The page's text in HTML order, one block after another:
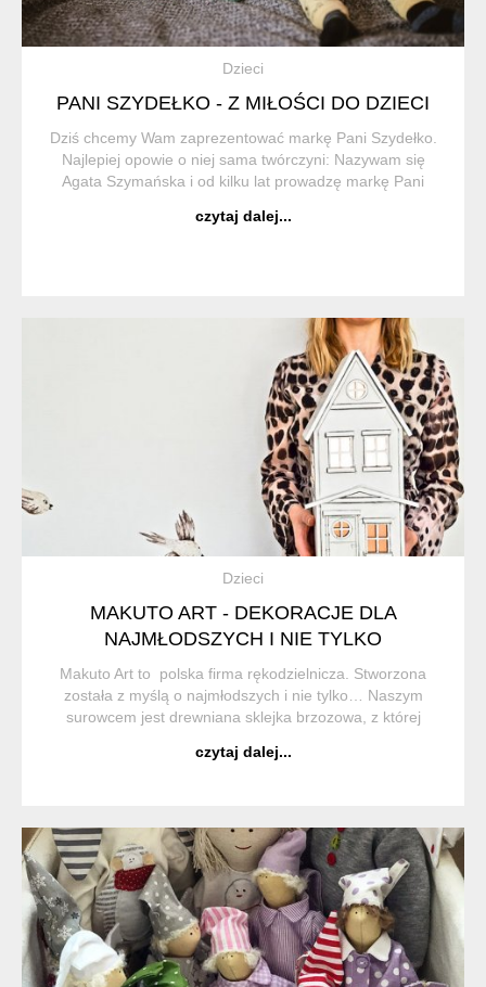
Dzieci
PANI SZYDEŁKO - Z MIŁOŚCI DO DZIECI
Dziś chcemy Wam zaprezentować markę Pani Szydełko.
Najlepiej opowie o niej sama twórczyni: Nazywam się
Agata Szymańska i od kilku lat prowadzę markę Pani
zaawansowanej ciąży i nadszedł czas, żeby zwo...
czytaj dalej...
Dzieci
MAKUTO ART - DEKORACJE DLA
NAJMŁODSZYCH I NIE TYLKO
Makuto Art to polska firma rękodzielnicza. Stworzona
została z myślą o najmłodszych i nie tylko… Naszym
surowcem jest drewniana sklejka brzozowa, z której
wykonywany jest z niezwykłą s...
czytaj dalej...